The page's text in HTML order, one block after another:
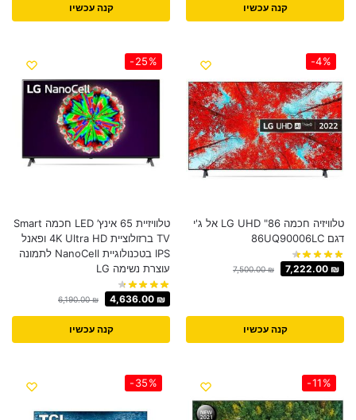
קנה עכשיו קנה עכשיו
-4%
טלוויזיה חכמה 86" LG UHD אל ג'י
דגם 86UQ90006LC
7,500.00₪ 7,222.00 ₪
קנה עכשיו
-25%
טלוויזיית 65 אינץ’ LED חכמה Smart
TV ברזולוציית 4K Ultra HD ופאנל
IPS בטכנולוגיית NanoCell לתמונה
עוצרת נשימה LG
6,190.00₪ 4,636.00 ₪
קנה עכשיו
-11%
-35%